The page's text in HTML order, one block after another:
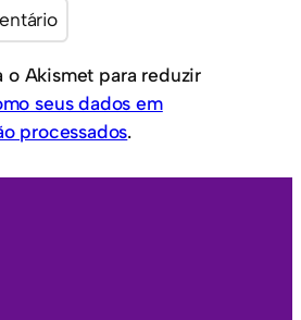
o Akismet para reduzir
seus dados em
processados.